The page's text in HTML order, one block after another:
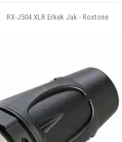
RX-J504 XLR Erkek Jak - Roxtone